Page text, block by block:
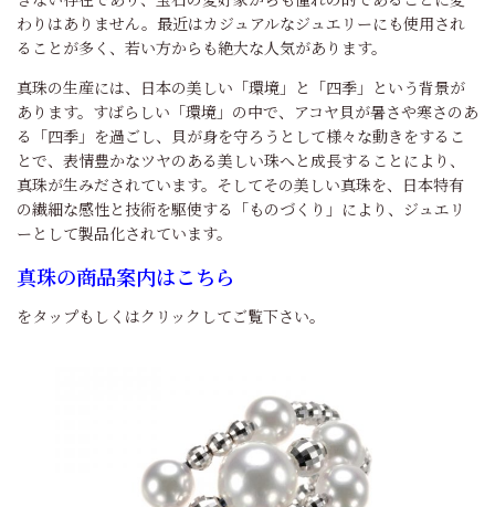
わりはありません。最近はカジュアルなジュエリーにも使用され
ることが多く、若い方からも絶大な人気があります。
真珠の生産には、日本の美しい「環境」と「四季」という背景が
あります。すばらしい「環境」の中で、アコヤ貝が暑さや寒さのあ
る「四季」を過ごし、貝が身を守ろうとして様々な動きをするこ
とで、表情豊かなツヤのある美しい珠へと成長することにより、
真珠が生みだされています。そしてその美しい真珠を、日本特有
の繊細な感性と技術を駆使する「ものづくり」により、ジュエリ
ーとして製品化されています。
真珠の商品案内はこちら
をタップもしくはクリックしてご覧下さい。